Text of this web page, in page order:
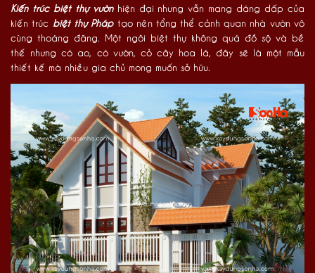
Kiến trúc biệt thự vườn hiện đại nhưng vẫn mang dáng dấp của
kiến trúc biệt thự Pháptạo nên tổng thể cảnh quan nhà vườn vô
cùng thoáng đãng. Một ngôi biệt thự không quá đồ sộ và bề
thế nhưng có ao, có vườn, cỏ cây hoa lá, đây sẽ là một mẫu
thiết kế mà nhiều gia chủ mong muốn sở hữu.